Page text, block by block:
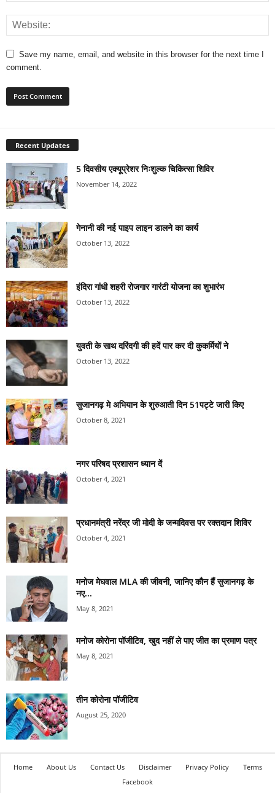
Save my name, email, and website in this browser for the next time I
comment.
Recent Updates
5 दिवसीय एक्यूप्रेशर निःशुल्क चिकित्सा शिविर
November 14, 2022
गेनानी की नई पाइप लाइन डालने का कार्य
October 13, 2022
इंदिरा गांधी शहरी रोजगार गारंटी योजना का शुभारंभ
October 13, 2022
युवती के साथ दरिंदगी की हदें पार कर दी कुकर्मियों ने
October 13, 2022
सुजानगढ़ मे अभियान के शुरुआती दिन 51पट्टे जारी किए
October 8, 2021
नगर परिषद प्रशासन ध्यान दें
October 4, 2021
प्रधानमंत्री नरेंद्र जी मोदी के जन्मदिवस पर रक्तदान शिविर
October 4, 2021
मनोज मेघवाल MLA की जीवनी, जानिए कौन हैं सुजानगढ़ के
नए...
May 8, 2021
मनोज कोरोना पॉजीटिव, खुद नहीं ले पाए जीत का प्रमाण पत्र
May 8, 2021
तीन कोरोना पॉजीटिव
August 25, 2020
Home About Us Contact Us Disclaimer Privacy Policy
Terms
Facebook